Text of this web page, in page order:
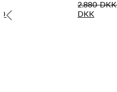
2.880DKK
DKK